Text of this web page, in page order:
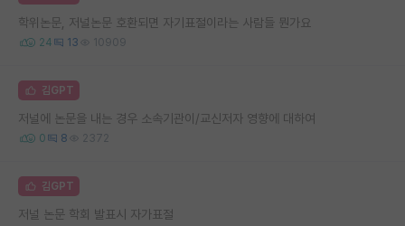
학위논문, 저널논문 호환되면 자기표절이라는 사람들 뭔가요
24 13 10909
김GPT
저널에 논문을 내는 경우 소속기관이/교신저자 영향에 대하여
0 8 2372
김GPT
저널 논문 학회 발표시 자가표절